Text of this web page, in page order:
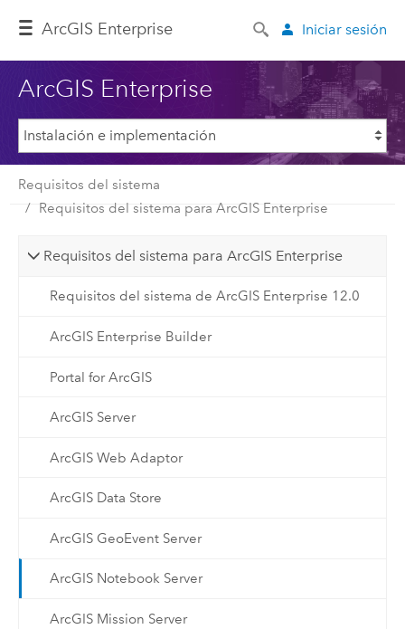
ArcGIS Enterprise Iniciar sesión
ArcGIS Enterprise
Requisitos del sistema
Requisitos del sistema para ArcGIS Enterprise
Requisitos del sistema para ArcGIS Enterprise
Requisitos del sistema de ArcGIS Enterprise 12.0
ArcGIS Enterprise Builder
Portal for ArcGIS
ArcGIS Server
ArcGIS Web Adaptor
ArcGIS Data Store
ArcGIS GeoEvent Server
ArcGIS Notebook Server
ArcGIS Mission Server